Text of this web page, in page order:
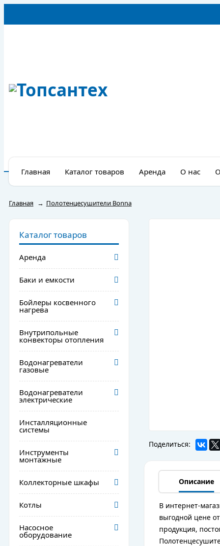
Главная Каталог товаров Аренда О нас
Главная → Полотенцесушители Bonna
Каталог товаров
Аренда
Баки и емкости
Бойлеры косвенного
нагрева
Внутрипольные
конвекторы отопления
Водонагреватели
газовые
Водонагреватели
электрические
Инсталляционные
системы
Инструменты
монтажные
Коллекторные шкафы
Котлы
Насосное
оборудование
Поделиться:
Описание
В интернет-
выгодной цене
продукция,